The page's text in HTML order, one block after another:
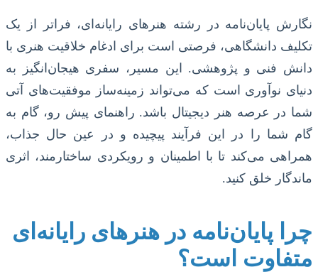
نگارش پایان‌نامه در رشته هنرهای رایانه‌ای، فراتر از یک
تکلیف دانشگاهی، فرصتی است برای ادغام خلاقیت هنری با
دانش فنی و پژوهشی. این مسیر، سفری هیجان‌انگیز به
دنیای نوآوری است که می‌تواند زمینه‌ساز موفقیت‌های آتی
شما در عرصه هنر دیجیتال باشد. راهنمای پیش رو، گام به
گام شما را در این فرآیند پیچیده و در عین حال جذاب،
همراهی می‌کند تا با اطمینان و رویکردی ساختارمند، اثری
ماندگار خلق کنید.
چرا پایان‌نامه در هنرهای رایانه‌ای
متفاوت است؟